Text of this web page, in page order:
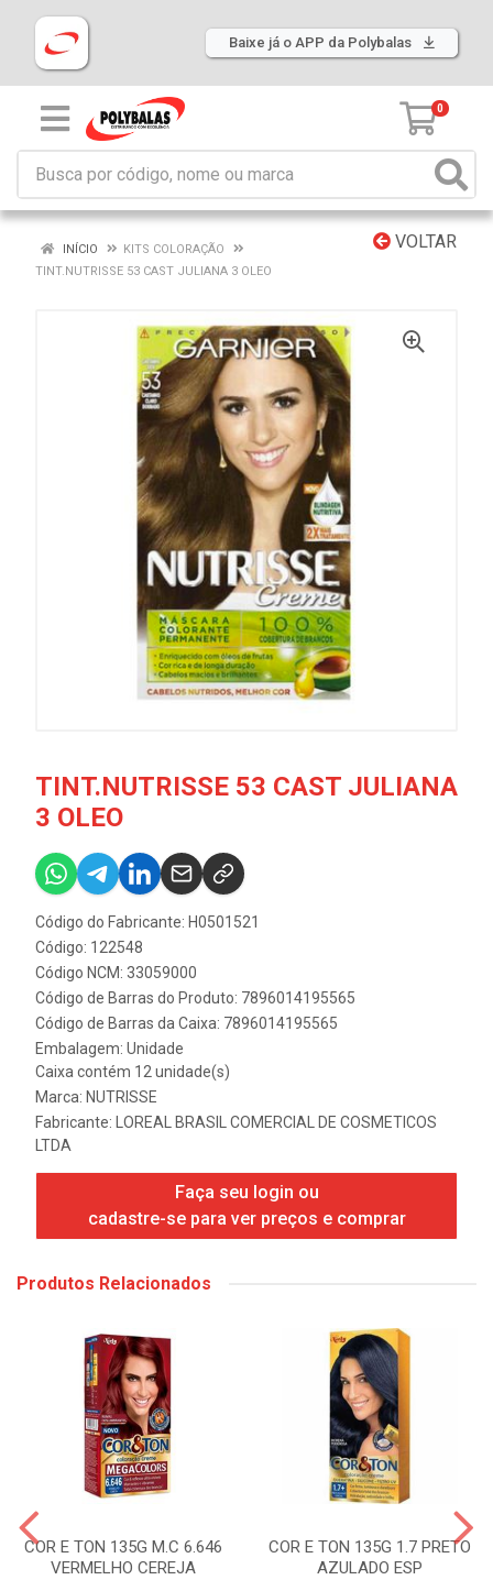
Baixe já o APP da Polybalas
0
VOLTAR
INÍCIO
KITS COLORAÇÃO
TINT.NUTRISSE 53 CAST JULIANA 3 OLEO
TINT.NUTRISSE 53 CAST JULIANA
3 OLEO
Código do Fabricante: H0501521
Código: 122548
Código NCM: 33059000
Código de Barras do Produto: 7896014195565
Código de Barras da Caixa: 7896014195565
Embalagem: Unidade
Caixa contém 12 unidade(s)
Marca: NUTRISSE
Fabricante:
LOREAL BRASIL COMERCIAL DE COSMETICOS
LTDA
Faça seu login ou
cadastre-se para ver preços e comprar
Produtos Relacionados
COR E TON 135G M.C 6.646
VERMELHO CEREJA
COR E TON 135G 1.7 PRETO
AZULADO ESP